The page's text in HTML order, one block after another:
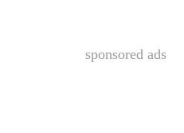
sponsored ads